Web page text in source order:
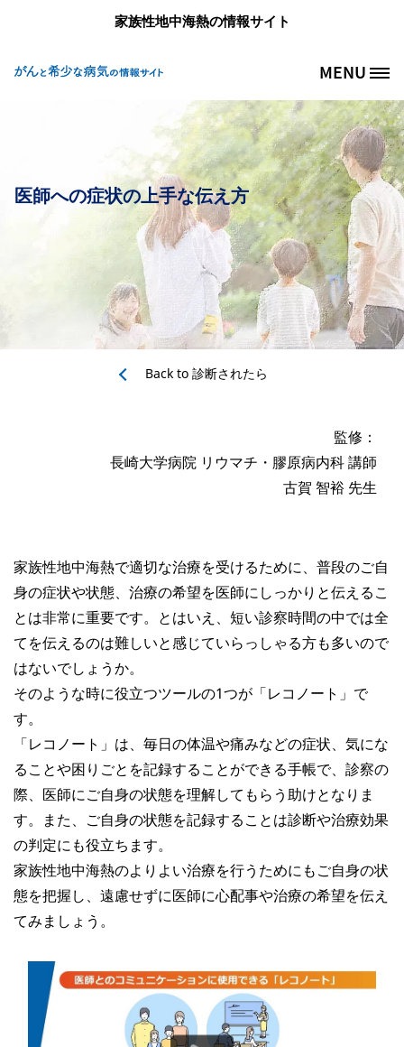
メインコンテンツに移動
家族性地中海熱の情報サイト
Site Logo MENU
医師への症状の上手な伝え方
Back to 診断されたら
監修：
長崎大学病院 リウマチ・膠原病内科 講師
古賀 智裕 先生
家族性地中海熱で適切な治療を受けるために、普段のご自
身の症状や状態、治療の希望を医師にしっかりと伝えるこ
とは非常に重要です。とはいえ、短い診察時間の中では全
てを伝えるのは難しいと感じていらっしゃる方も多いので
はないでしょうか。
そのような時に役立つツールの1つが「レコノート」で
す。
「レコノート」は、毎日の体温や痛みなどの症状、気にな
ることや困りごとを記録することができる手帳で、診察の
際、医師にご自身の状態を理解してもらう助けとなりま
す。また、ご自身の状態を記録することは診断や治療効果
の判定にも役立ちます。
家族性地中海熱のよりよい治療を行うためにもご自身の状
態を把握し、遠慮せずに医師に心配事や治療の希望を伝え
てみましょう。